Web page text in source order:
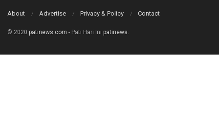
About Advertise Privacy & Policy Contact
© 2020 patinews.com - Pati Hari Ini patinews.